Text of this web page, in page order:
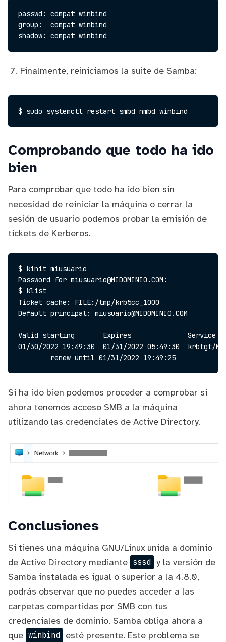
passwd: compat winbind
group:  compat winbind
Finalmente, reiniciamos la suite de Samba:
Comprobando que todo ha ido
bien
Para comprobar que todo ha ido bien sin
necesidad de reiniciar la máquina o cerrar la
sesión de usuario podemos probar la emisión de
tickets de Kerberos.
$ kinit miusuario
Password for miusuario@MIDOMINIO.COM:
$ klist
Ticket cache: FILE:/tmp/krb5cc_1000
Default principal: miusuario@MIDOMINIO.COM
Valid starting       Expires              Service
01/30/2022 19:49:30  01/31/2022 05:49:30  krbtgt/
Si ha ido bien podemos proceder a comprobar si
ahora tenemos acceso SMB a la máquina
utilizando las credenciales de Active Directory.
Conclusiones
Si tienes una máquina GNU/Linux unida a dominio
de Active Directory mediante sssd y la versión de
Samba instalada es igual o superior a la 4.8.0,
podrás observar que no puedes acceder a las
carpetas compartidas por SMB con tus
credenciales de dominio. Samba obliga ahora a
que winbind esté presente. Este problema se